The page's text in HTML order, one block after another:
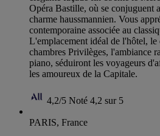
Opéra Bastille, où se conjuguent
charme haussmannien. Vous
contemporaine associée au
L'emplacement idéal de l'hôtel,
chambres Privilèges, l'ambiance
piano, séduiront les voyageurs
les amoureux de la Capitale.
4,2/5 Noté 4,2 sur 5
PARIS, France